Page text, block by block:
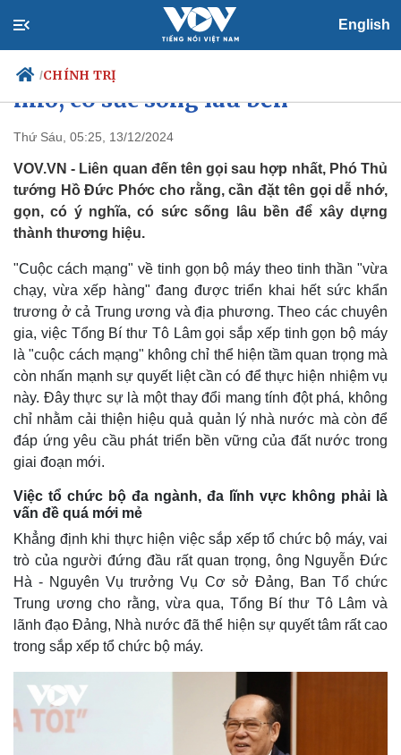
English
/CHÍNH TRỊ
Chính trị
Đảng
Tổ chức nhân sự
Quốc hội
Xã hội
Tin 24h
Dự báo thời tiết
Việc làm
Biển đảo
Tên gọi sau hợp nhất: Gọn, dễ
nhớ, có sức sống lâu bền
Thứ Sáu, 05:25, 13/12/2024
VOV.VN - Liên quan đến tên gọi sau hợp nhất, Phó Thủ
tướng Hồ Đức Phớc cho rằng, cần đặt tên gọi dễ nhớ,
gọn, có ý nghĩa, có sức sống lâu bền để xây dựng
thành thương hiệu.
"Cuộc cách mạng" về tinh gọn bộ máy theo tinh thần "vừa
chạy, vừa xếp hàng" đang được triển khai hết sức khẩn
trương ở cả Trung ương và địa phương. Theo các chuyên
gia, việc Tổng Bí thư Tô Lâm gọi sắp xếp tinh gọn bộ máy
là "cuộc cách mạng" không chỉ thể hiện tầm quan trọng mà
còn nhấn mạnh sự quyết liệt cần có để thực hiện nhiệm vụ
này. Đây thực sự là một thay đổi mang tính đột phá, không
chỉ nhằm cải thiện hiệu quả quản lý nhà nước mà còn để
đáp ứng yêu cầu phát triển bền vững của đất nước trong
giai đoạn mới.
Việc tổ chức bộ đa ngành, đa lĩnh vực không phải là
vấn đề quá mới mẻ
Khẳng định khi thực hiện việc sắp xếp tổ chức bộ máy, vai
trò của người đứng đầu rất quan trọng, ông Nguyễn Đức
Hà - Nguyên Vụ trưởng Vụ Cơ sở Đảng, Ban Tổ chức
Trung ương cho rằng, vừa qua, Tổng Bí thư Tô Lâm và
lãnh đạo Đảng, Nhà nước đã thể hiện sự quyết tâm rất cao
trong sắp xếp tổ chức bộ máy.